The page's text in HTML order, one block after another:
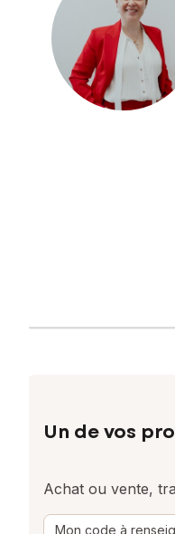
Un de vos
Achat ou vente,
Mon code à